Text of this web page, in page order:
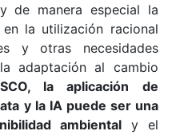
de manera especial la
la utilización racional
y otras necesidades
adaptación al cambio
la aplicación de
y la IA puede ser una
ambientaly el